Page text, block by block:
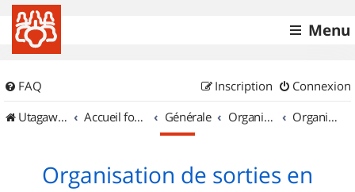
Menu
FAQ Connexion
Inscription
UtagawaVTT (Randos VTT et VTTAE avec traces GPS)
Accueil forum Générale Organisation de sorties & Recherche de partenaires Organisation de sorties en région Alsace
Organisation de sorties en